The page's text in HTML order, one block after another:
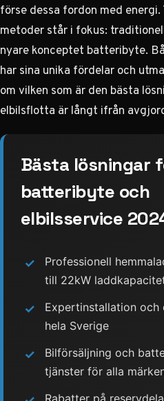
förse dessa fordon med
metoder står i fokus:
nyare konceptet batteribyte.
har sina unika fördelar och
om vilken som är den bästa
elbilsflotta är långt ifrån
Bästa lösningar
batteribyte och
elbilsservice
✓
Professionell
till 22kW
✓
Expertinstallation
hela Sverige
✓
Bilförsäljning och
tjänster för alla
Rabatter på